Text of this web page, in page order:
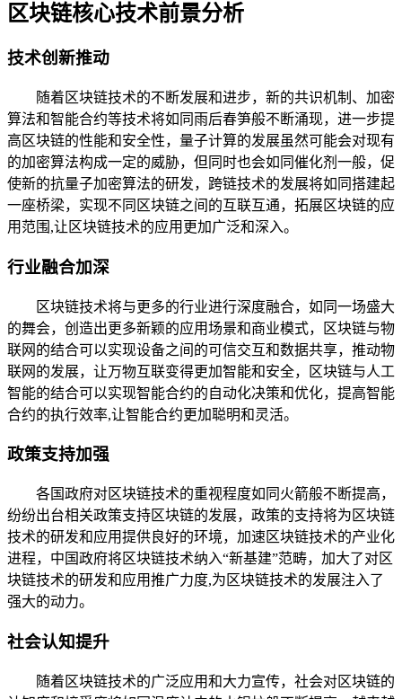
区块链核心技术前景分析
技术创新推动
随着区块链技术的不断发展和进步，新的共识机制、加密
算法和智能合约等技术将如同雨后春笋般不断涌现，进一步提
高区块链的性能和安全性，量子计算的发展虽然可能会对现有
的加密算法构成一定的威胁，但同时也会如同催化剂一般，促
使新的抗量子加密算法的研发，跨链技术的发展将如同搭建起
一座桥梁，实现不同区块链之间的互联互通，拓展区块链的应
用范围,让区块链技术的应用更加广泛和深入。
行业融合加深
区块链技术将与更多的行业进行深度融合，如同一场盛大
的舞会，创造出更多新颖的应用场景和商业模式，区块链与物
联网的结合可以实现设备之间的可信交互和数据共享，推动物
联网的发展，让万物互联变得更加智能和安全，区块链与人工
智能的结合可以实现智能合约的自动化决策和优化，提高智能
合约的执行效率,让智能合约更加聪明和灵活。
政策支持加强
各国政府对区块链技术的重视程度如同火箭般不断提高，
纷纷出台相关政策支持区块链的发展，政策的支持将为区块链
技术的研发和应用提供良好的环境，加速区块链技术的产业化
进程，中国政府将区块链技术纳入“新基建”范畴，加大了对区
块链技术的研发和应用推广力度,为区块链技术的发展注入了
强大的动力。
社会认知提升
随着区块链技术的广泛应用和大力宣传，社会对区块链的